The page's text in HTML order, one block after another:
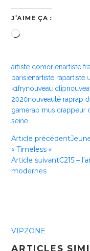
J’AIME ÇA :
Chargement…
artiste comorienartiste
parisienartiste rapartiste
k1frynouveau clip
2020nouveauté raprap
gamerap musicrappeur
seine
Article précédent
« Timeless »
Article suivantC215 –
modernes
VIPZONE
ARTICLES